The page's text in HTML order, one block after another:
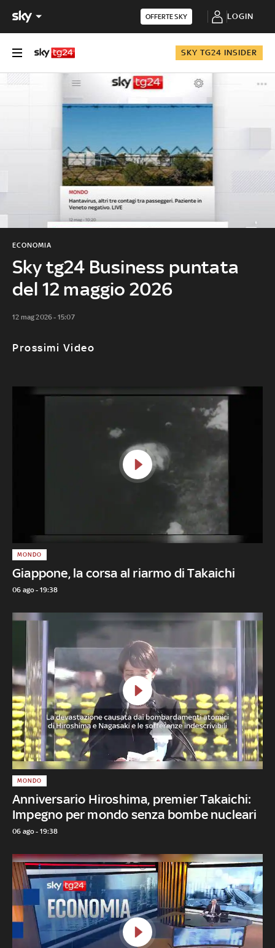
OFFERTE SKY LOGIN
SKY TG24 INSIDER
Sky tg24 Business puntata
del 12 maggio 2026
ECONOMIA
12 mag 2026 - 15:07
Prossimi Video
Giappone, la corsa al riarmo di Takaichi
MONDO
06 ago - 19:38
Anniversario Hiroshima, premier Takaichi:
Impegno per mondo senza bombe nucleari
MONDO
06 ago - 19:38